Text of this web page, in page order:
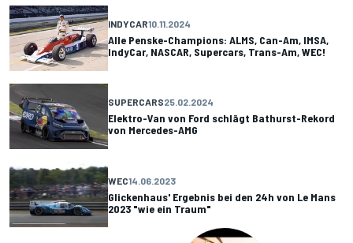
INDYCAR10.11.2024
Alle Penske-Champions: ALMS, Can-Am, IMSA,
IndyCar, NASCAR, Supercars, Trans-Am, WEC!
SUPERCARS25.02.2024
Elektro-Van von Ford schlägt Bathurst-Rekord
von Mercedes-AMG
WEC14.06.2023
Glickenhaus' Ergebnis bei den 24h von Le Mans
2023 "wie ein Traum"